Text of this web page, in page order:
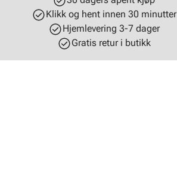
Klikk og hent innen 30 minutter
Hjemlevering 3-7 dager
Gratis retur i butikk